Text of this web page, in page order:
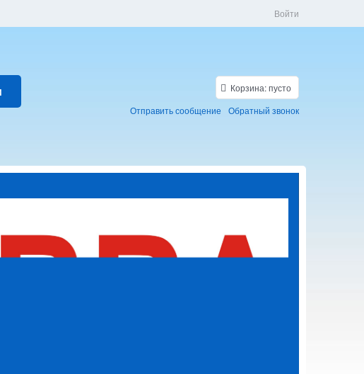
Войти
Корзина:пусто
Отправить сообщение
Обратный звонок